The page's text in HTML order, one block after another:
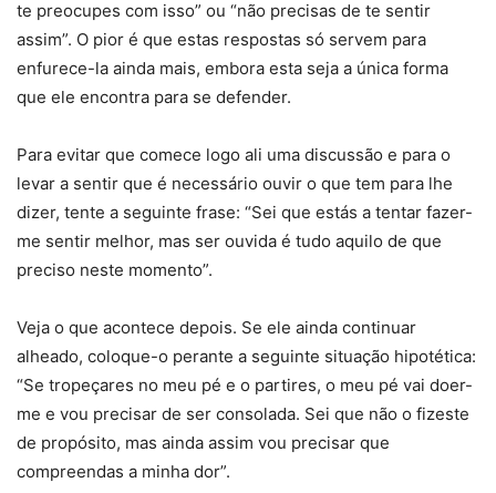
te preocupes com isso” ou “não precisas de te sentir
assim”. O pior é que estas respostas só servem para
enfurece-la ainda mais, embora esta seja a única forma
que ele encontra para se defender.
Para evitar que comece logo ali uma discussão e para o
levar a sentir que é necessário ouvir o que tem para lhe
dizer, tente a seguinte frase: “Sei que estás a tentar fazer-
me sentir melhor, mas ser ouvida é tudo aquilo de que
preciso neste momento”.
Veja o que acontece depois. Se ele ainda continuar
alheado, coloque-o perante a seguinte situação hipotética:
“Se tropeçares no meu pé e o partires, o meu pé vai doer-
me e vou precisar de ser consolada. Sei que não o fizeste
de propósito, mas ainda assim vou precisar que
compreendas a minha dor”.